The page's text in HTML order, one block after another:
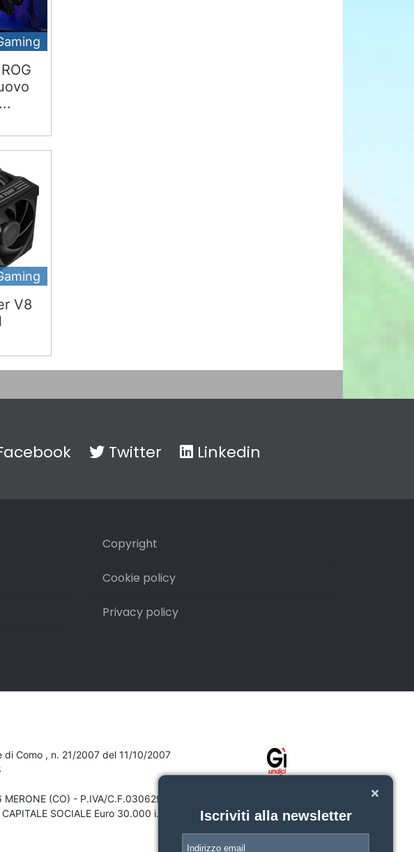
V8
Twitter Linkedin
Copyright
Cookie policy
Privacy policy
Como , n. 21/2007 del 11/10/2007
(CO) - P.IVA/C.F.03062910132
SOCIALE Euro 30.000 i.v.
Iscriviti alla newsletter